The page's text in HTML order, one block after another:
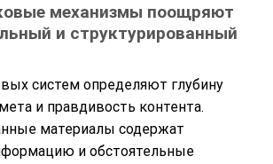
механизмы поощряют
и структурированный
систем определяют глубину
и правдивость контента.
материалы содержат
и обстоятельные